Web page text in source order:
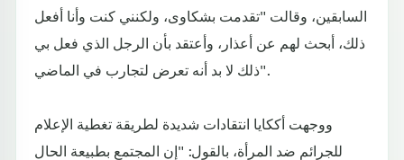
السابقين، وقالت "تقدمت بشكاوى، ولكنني كنت وأنا أفعل
ذلك، أبحث لهم عن أعذار، وأعتقد بأن الرجل الذي فعل بي
ذلك لا بد أنه تعرض لتجارب في الماضي".
ووجهت أككايا انتقادات شديدة لطريقة تغطية الإعلام
للجرائم ضد المرأة، بالقول: "إن المجتمع بطبيعة الحال